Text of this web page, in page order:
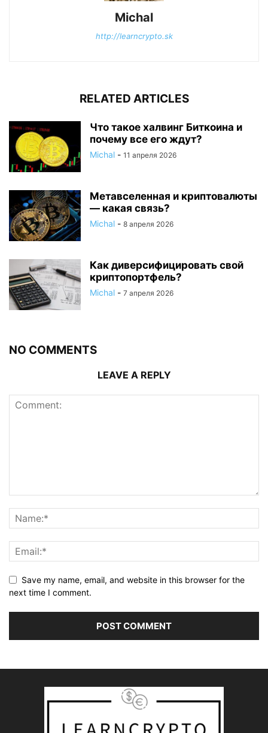
Michal
http://learncrypto.sk
RELATED ARTICLES
Что такое халвинг Биткоина и
почему все его ждут?
Michal - 11 апреля 2026
Метавселенная и криптовалюты
— какая связь?
Michal - 8 апреля 2026
Как диверсифицировать свой
криптопортфель?
Michal - 7 апреля 2026
NO COMMENTS
LEAVE A REPLY
Save my name, email, and website in this browser for the
next time I comment.